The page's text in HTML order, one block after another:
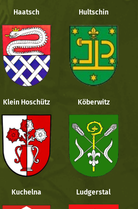
Haatsch Hultschin
Klein Hoschütz Köberwitz
Kuchelna Ludgerstal